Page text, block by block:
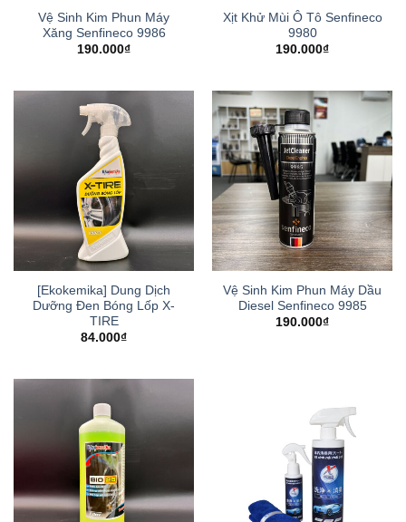
Vệ Sinh Kim Phun Máy
Xăng Senfineco 9986
190.000₫
Xịt Khử Mùi Ô Tô Senfineco
9980
190.000₫
[Ekokemika] Dung Dịch
Dưỡng Đen Bóng Lốp X-
TIRE
84.000₫
Vệ Sinh Kim Phun Máy Dầu
Diesel Senfineco 9985
190.000₫